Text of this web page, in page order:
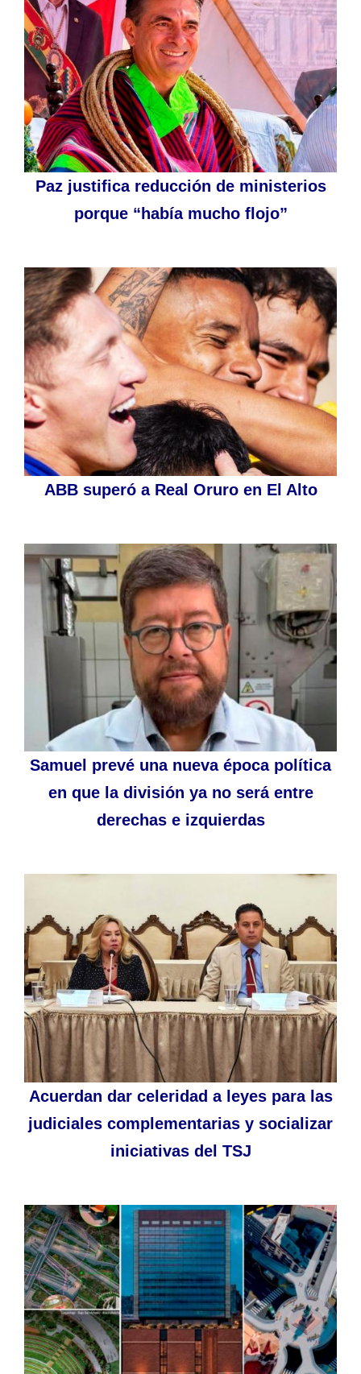
Paz justifica reducción de ministerios
porque “había mucho flojo”
ABB superó a Real Oruro en El Alto
Samuel prevé una nueva época política
en que la división ya no será entre
derechas e izquierdas
Acuerdan dar celeridad a leyes para las
judiciales complementarias y socializar
iniciativas del TSJ